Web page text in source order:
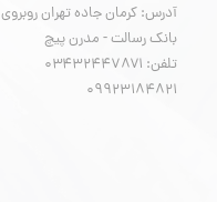
آدرس: کرمان جاده تهران روبروی
بانک رسالت - مدرن پیچ
تلفن: ۰۳۴۳۲۴۴۷۸۷۱
​​​​​​​09923184821